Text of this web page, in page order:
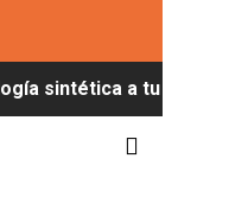
a tu alcance